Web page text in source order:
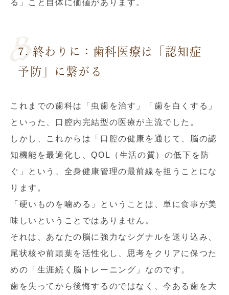
る」こと自体に価値があります。
7. 終わりに：歯科医療は「認知症
予防」に繋がる
これまでの歯科は「虫歯を治す」「歯を白くする」
といった、口腔内完結型の医療が主流でした。
しかし、これからは「口腔の健康を通じて、脳の認
知機能を最適化し、QOL（生活の質）の低下を防
ぐ」という、全身健康管理の最前線を担うことにな
ります。
「硬いものを噛める」ということは、単に食事が美
味しいということではありません。
それは、あなたの脳に強力なシグナルを送り込み、
尾状核や前頭葉を活性化し、思考をクリアに保つた
めの「生涯続く脳トレーニング」なのです。
歯を失ってから後悔するのではなく、今ある歯を大